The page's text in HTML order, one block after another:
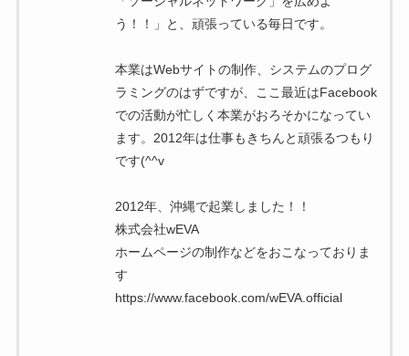
う！！」と、頑張っている毎日です。
本業はWebサイトの制作、システムのプログ
ラミングのはずですが、ここ最近はFacebook
での活動が忙しく本業がおろそかになってい
ます。2012年は仕事もきちんと頑張るつもり
です(^^v
2012年、沖縄で起業しました！！
株式会社wEVA
ホームページの制作などをおこなっておりま
す
https://www.facebook.com/wEVA.official